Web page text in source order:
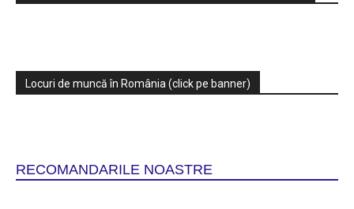
Locuri de muncă în România (click pe banner)
RECOMANDARILE NOASTRE